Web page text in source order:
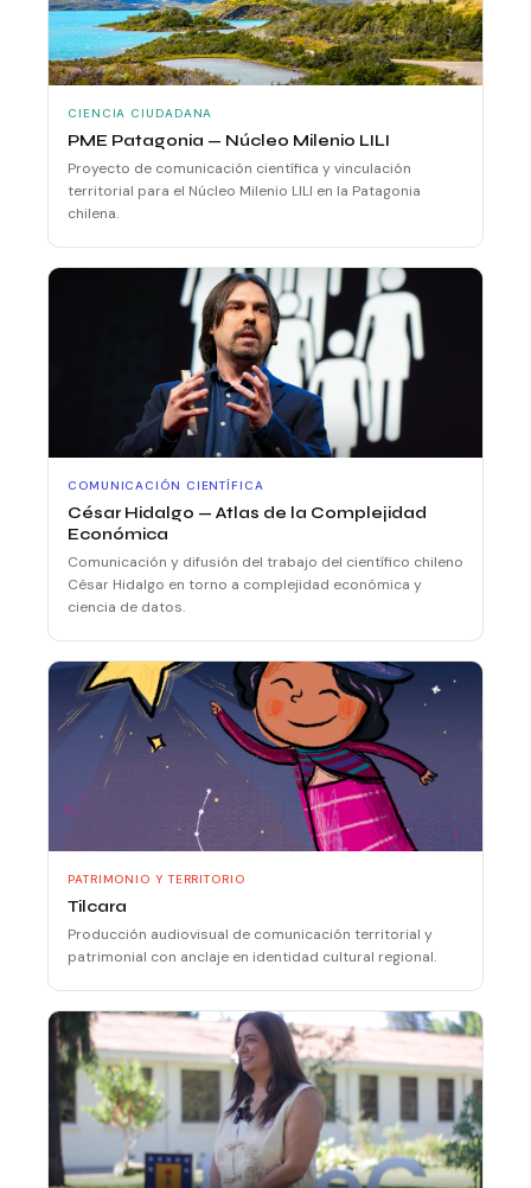
CIENCIA CIUDADANA
PME Patagonia — Núcleo Milenio LILI
Proyecto de comunicación científica y vinculación
territorial para el Núcleo Milenio LILI en la Patagonia
chilena.
COMUNICACIÓN CIENTÍFICA
César Hidalgo — Atlas de la Complejidad
Económica
Comunicación y difusión del trabajo del científico chileno
César Hidalgo en torno a complejidad económica y
ciencia de datos.
PATRIMONIO Y TERRITORIO
Tilcara
Producción audiovisual de comunicación territorial y
patrimonial con anclaje en identidad cultural regional.